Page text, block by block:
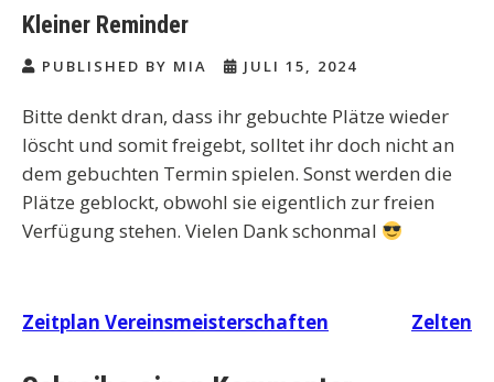
Kleiner Reminder
PUBLISHED BY MIA JULI 15, 2024
Bitte denkt dran, dass ihr gebuchte Plätze wieder
löscht und somit freigebt, solltet ihr doch nicht an
dem gebuchten Termin spielen. Sonst werden die
Plätze geblockt, obwohl sie eigentlich zur freien
Verfügung stehen. Vielen Dank schonmal
Beitragsnavigation
Zeitplan Vereinsmeisterschaften Zelten